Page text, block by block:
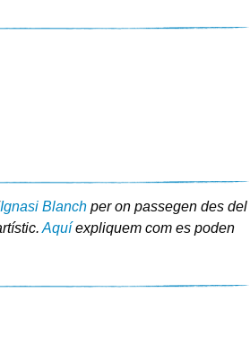
Ignasi Blanchper on passegen des del
Aquíexpliquem com es poden